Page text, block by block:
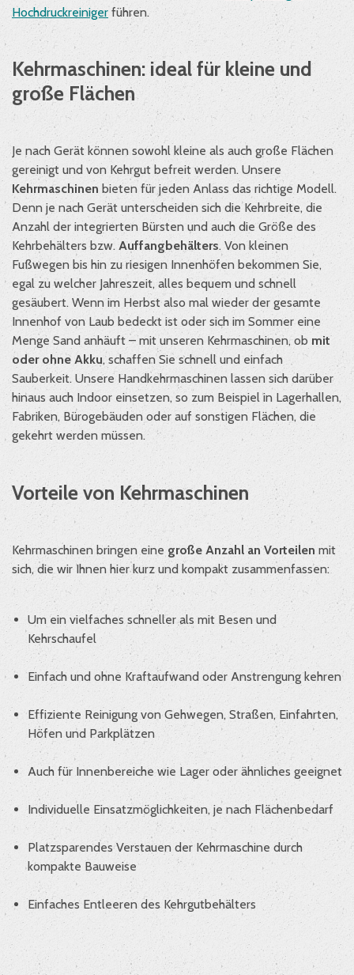
Hochdruckreiniger führen.
Kehrmaschinen: ideal für kleine und
große Flächen
Je nach Gerät können sowohl kleine als auch große Flächen
gereinigt und von Kehrgut befreit werden. Unsere
Kehrmaschinen bieten für jeden Anlass das richtige Modell.
Denn je nach Gerät unterscheiden sich die Kehrbreite, die
Anzahl der integrierten Bürsten und auch die Größe des
Kehrbehälters bzw. Auffangbehälters. Von kleinen
Fußwegen bis hin zu riesigen Innenhöfen bekommen Sie,
egal zu welcher Jahreszeit, alles bequem und schnell
gesäubert. Wenn im Herbst also mal wieder der gesamte
Innenhof von Laub bedeckt ist oder sich im Sommer eine
Menge Sand anhäuft – mit unseren Kehrmaschinen, ob mit
oder ohne Akku, schaffen Sie schnell und einfach
Sauberkeit. Unsere Handkehrmaschinen lassen sich darüber
hinaus auch Indoor einsetzen, so zum Beispiel in Lagerhallen,
Fabriken, Bürogebäuden oder auf sonstigen Flächen, die
gekehrt werden müssen.
Vorteile von Kehrmaschinen
Kehrmaschinen bringen eine große Anzahl an Vorteilen mit
sich, die wir Ihnen hier kurz und kompakt zusammenfassen:
Um ein vielfaches schneller als mit Besen und
Kehrschaufel
Einfach und ohne Kraftaufwand oder Anstrengung kehren
Effiziente Reinigung von Gehwegen, Straßen, Einfahrten,
Höfen und Parkplätzen
Auch für Innenbereiche wie Lager oder ähnliches geeignet
Individuelle Einsatzmöglichkeiten, je nach Flächenbedarf
Platzsparendes Verstauen der Kehrmaschine durch
kompakte Bauweise
Einfaches Entleeren des Kehrgutbehälters